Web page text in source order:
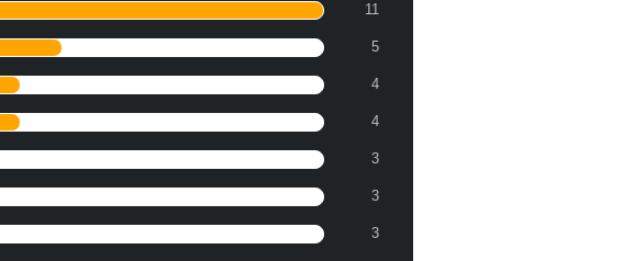
11
5
4
4
3
3
3